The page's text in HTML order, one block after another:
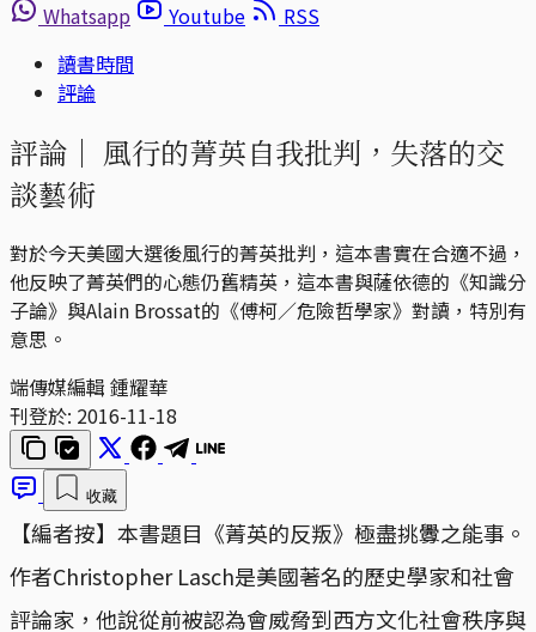
Whatsapp
Youtube
RSS
讀書時間
評論
評論｜ 風行的菁英自我批判，失落的交
談藝術
對於今天美國大選後風行的菁英批判，這本書實在合適不過，
他反映了菁英們的心態仍舊精英，這本書與薩依德的《知識分
子論》與Alain Brossat的《傅柯／危險哲學家》對讀，特別有
意思。
端傳媒編輯 鍾耀華
刊登於: 2016-11-18
收藏
【編者按】本書題目《菁英的反叛》極盡挑釁之能事。
作者Christopher Lasch是美國著名的歷史學家和社會
評論家，他說從前被認為會威脅到西方文化社會秩序與